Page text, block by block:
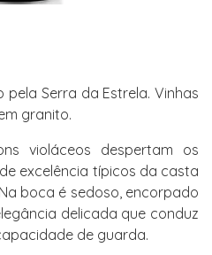
pela Serra da Estrela. Vinhas
granito.
violáceos despertam os
excelência típicos da casta
boca é sedoso, encorpado
delicada que conduz
de guarda.